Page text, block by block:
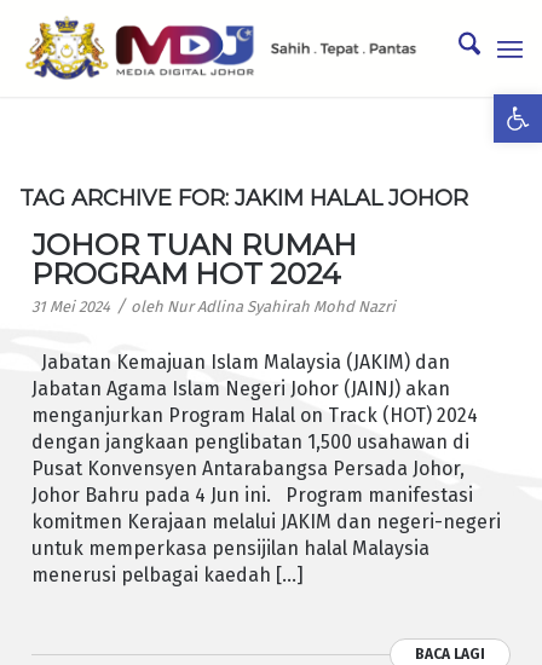
TAG ARCHIVE FOR: JAKIM HALAL JOHOR
JOHOR TUAN RUMAH
PROGRAM HOT 2024
31 Mei 2024 / oleh Nur Adlina Syahirah Mohd Nazri
Jabatan Kemajuan Islam Malaysia (JAKIM) dan
Jabatan Agama Islam Negeri Johor (JAINJ) akan
menganjurkan Program Halal on Track (HOT) 2024
dengan jangkaan penglibatan 1,500 usahawan di
Pusat Konvensyen Antarabangsa Persada Johor,
Johor Bahru pada 4 Jun ini. Program manifestasi
komitmen Kerajaan melalui JAKIM dan negeri-negeri
untuk memperkasa pensijilan halal Malaysia
menerusi pelbagai kaedah […]
BACA LAGI